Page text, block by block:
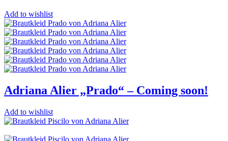
Add to wishlist
Adriana Alier „Prado“ – Coming soon!
Add to wishlist